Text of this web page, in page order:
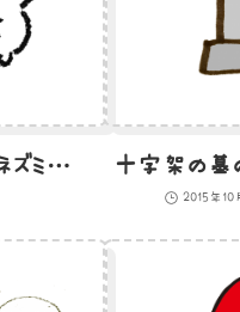
後方腕組みハリネズミのイラスト 十字架の墓
2015年10